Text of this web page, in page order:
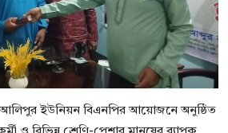
আলিপুর ইউনিয়ন বিএনপির আয়োজনে অনুষ্ঠিত